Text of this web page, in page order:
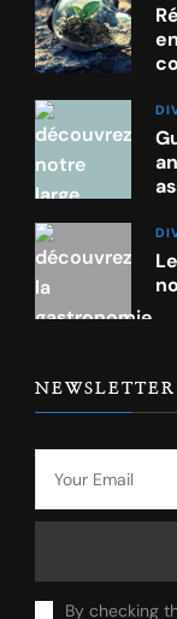
NEWSLETTER
By checking